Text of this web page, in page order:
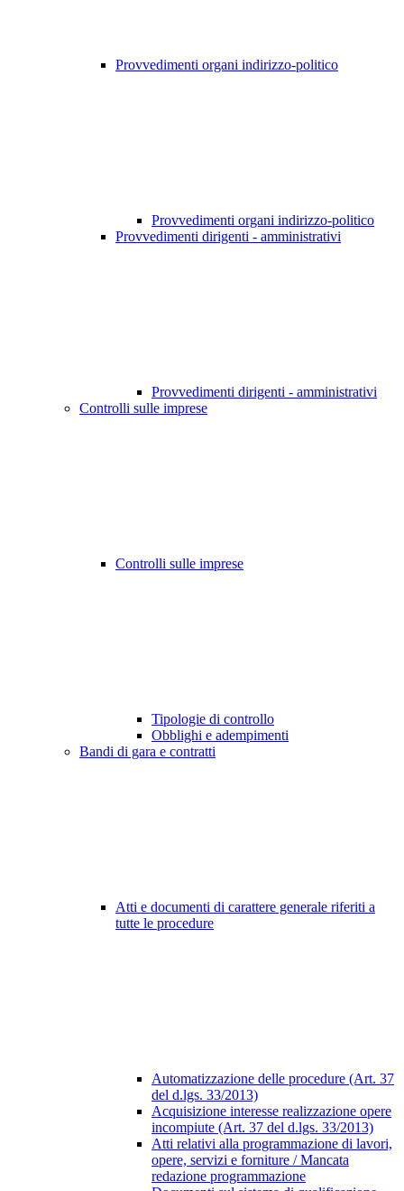
Provvedimenti organi indirizzo-politico
Provvedimenti organi indirizzo-politico
Provvedimenti dirigenti - amministrativi
Provvedimenti dirigenti - amministrativi
Controlli sulle imprese
Controlli sulle imprese
Tipologie di controllo
Obblighi e adempimenti
Bandi di gara e contratti
Atti e documenti di carattere generale riferiti a
tutte le procedure
Automatizzazione delle procedure (Art. 37
del d.lgs. 33/2013)
Acquisizione interesse realizzazione opere
incompiute (Art. 37 del d.lgs. 33/2013)
Atti relativi alla programmazione di lavori,
opere, servizi e forniture / Mancata
redazione programmazione